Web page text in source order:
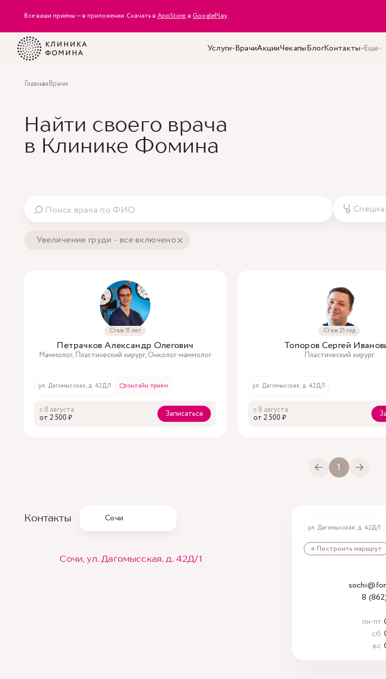
Все ваши приемы — в приложении. Скачать в AppStore, в GooglePlay.
Услуги ВрачиАкцииЧекапыБлогКонтакты Еще
ГлавнаяВрачи
Найти своего врача
в Клинике Фомина
Увеличение груди - все включено
Стаж 11 лет
Петрачков Александр Олегович
Маммолог, Пластический хирург, Онколог-маммолог
ул. Дагомысская, д. 42Д/1 онлайн приём
с 8 августа
oт 2 500 ₽
Записаться
Стаж 21 год
Топоров Сергей
Пластический хирург
ул. Дагомысская, д. 42Д/1
с 8 августа
oт 2 500 ₽
1
Контакты Сочи
Сочи, ул. Дагомысская, д. 42Д/1
ул. Дагомысская, д. 42Д/1
→ Построить маршрут
8
пн-пт
сб
вс